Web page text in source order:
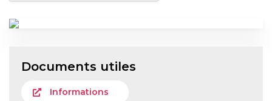
Documents utiles
Informations